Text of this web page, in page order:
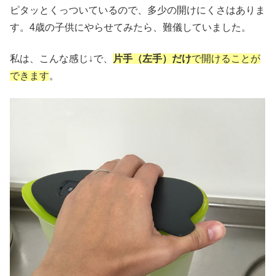
ピタッとくっついているので、多少の開けにくさはありま
す。4歳の子供にやらせてみたら、難儀していました。
私は、こんな感じ↓で、 片手（左手）だけで開けることが
できます。